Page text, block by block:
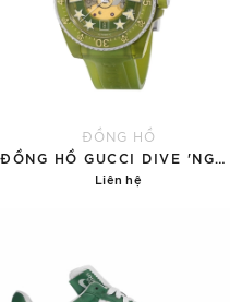
ĐỒNG HỒ
Liên hệ